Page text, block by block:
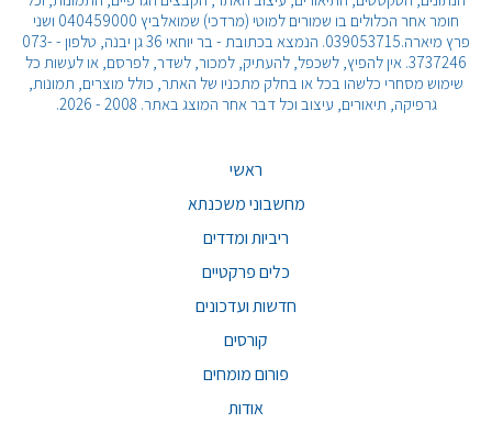
חומר אחר הכלולים בו שמורים למוטי (מרדכי) שמואלביץ 040459000 ושני
פרץ מיארה.039053715. הנמצא בכתובת - בר יוחאי 36 גן יבנה, טלפון - 073-
3737246. אין להפיץ, לשכפל, להעתיק, למכור, לשדר, לפרסם, או לעשות כל
שימוש מסחרי כלשהו בכל או בחלק מתכניו של האתר, כולל מוצרים, תמונות,
גרפיקה, תיאורים, עיצוב וכל דבר אחר המוצג באתר. 2008 - 2026.
ראשי
מחשבוני משכנתא
ריביות ומדדים
כלים פרקטיים
חדשות ועדכונים
קורסים
פורום מומחים
אודות